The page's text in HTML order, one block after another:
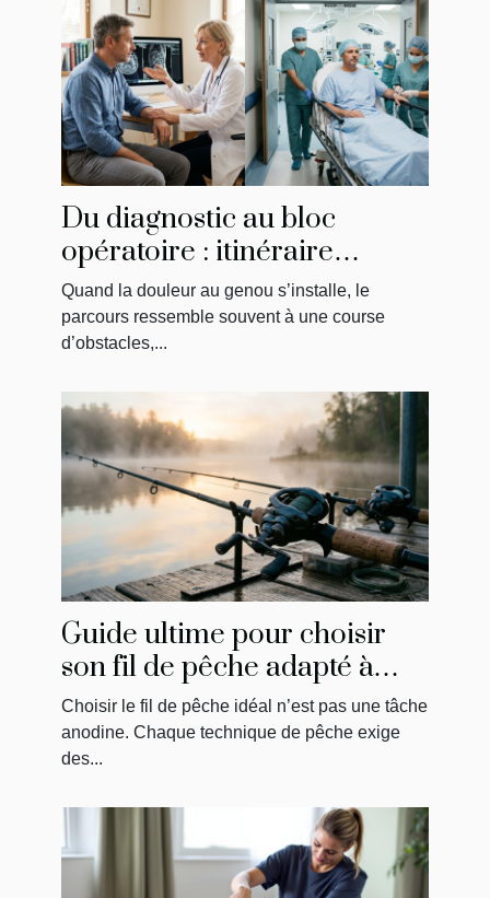
Du diagnostic au bloc
opératoire : itinéraire
singulier d’un patient
Quand la douleur au genou s’installe, le
parcours ressemble souvent à une course
d’obstacles,...
Guide ultime pour choisir
son fil de pêche adapté à
chaque technique
Choisir le fil de pêche idéal n’est pas une tâche
anodine. Chaque technique de pêche exige
des...